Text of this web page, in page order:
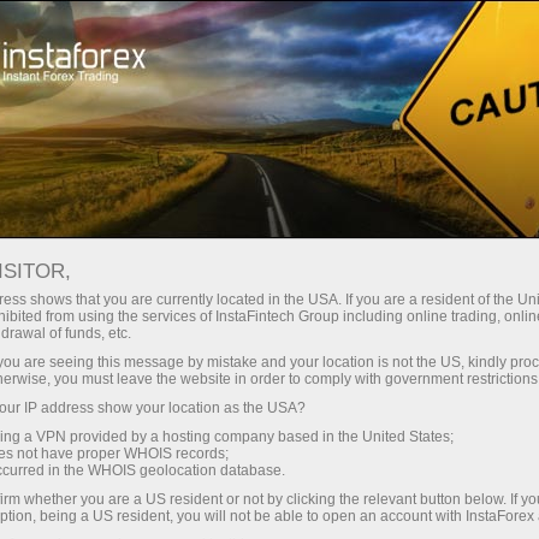
Acerca de InstaForex Responsabilidad social InstaForex
Responsabilidad social
InstaForex
Uno de los principios fundamentales de la
compañía InstaForex es seguir la tesis "Un
negocio con rostro humano". Al convertirse en
el bróker más abierto del mercado de divisas
Forex, InstaForex trata de corresponder a los
ideales que se dictan no solo por las reglas de
shows that you are currently located in the USA. If you are a resident of the
from using the services of InstaFintech Group including online trading,
of funds, etc.
are seeing this message by mistake and your location is not the US, kindly
you must leave the website in order to comply with government
IP address show your location as the USA?
a VPN provided by a hosting company based in the United States;
not have proper WHOIS records;
in the WHOIS geolocation database.
whether you are a US resident or not by clicking the relevant button below. If
being a US resident, you will not be able to open an account with InstaForex